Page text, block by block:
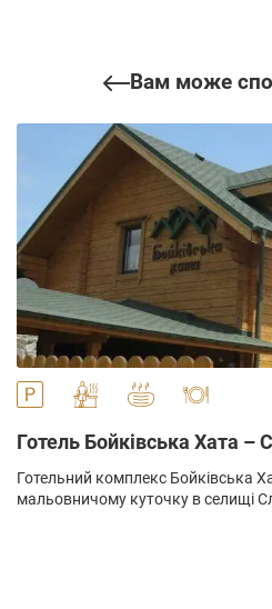
Вам може
" alt="">
Готель Бойківська Хата –
Готельний комплекс Бойківська
мальовничому куточку в селищі